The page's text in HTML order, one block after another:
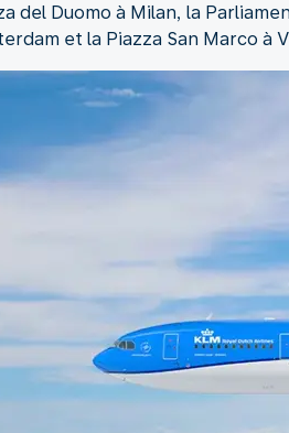
del Duomo à Milan, la
et la Piazza San Marco à